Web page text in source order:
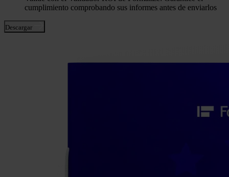
cumplimiento comprobando sus informes antes de enviarlos
Descargar